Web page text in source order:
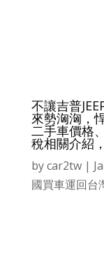
不讓吉普
來勢洶洶，
二手車價格
稅相關介紹
bycar2tw|
國買車運回台